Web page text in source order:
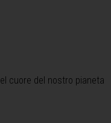
cuore del nostro pianeta